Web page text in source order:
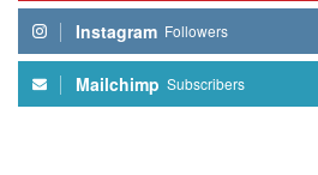
Instagram Followers
Mailchimp Subscribers